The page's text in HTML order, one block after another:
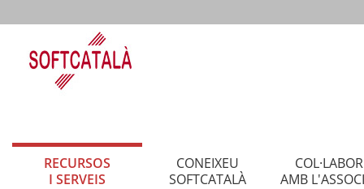
RECURSOS
I SERVEIS
CONEIXEU
SOFTCATALÀ
AMB